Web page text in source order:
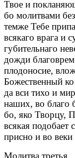
Твое и
бо молитвами
темже Тебе
всякаго врага и
губительнаго
дожди
плодоносие,
Божественный
да вси тихо и
наших, во благо
бо, яко Творцу,
всякая подобает
присно и во
Молитва третья